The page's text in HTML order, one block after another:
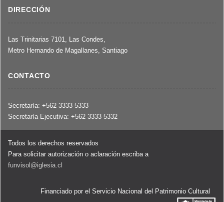
DIRECCIÓN
Las Trinitarias 7101, Las Condes,
Metro Hernando de Magallanes, Santiago
CONTACTO
Secretaría: +562 3333 5333
Secretaría Ejecutiva: +562 3333 5332
Todos los derechos reservados
Para solicitar autorización o aclaración escriba a
funvisol@iglesia.cl
Financiado por el Servicio Nacional del Patrimonio Cultural